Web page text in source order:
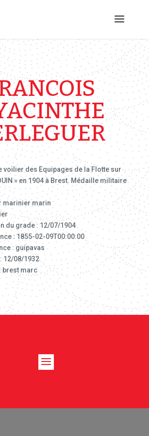
voilier des Equipages de la Flotte sur
» en 1904 à Brest. Médaille militaire
marinier marin
du grade : 12/07/1904
: 1855-02-09T00:00:00
: guipavas
12/08/1932
brest marc